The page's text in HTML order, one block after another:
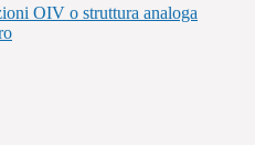
OIV o struttura analoga